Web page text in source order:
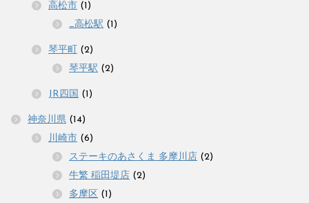
高松市 (1)
_高松駅 (1)
琴平町 (2)
琴平駅 (2)
JR四国 (1)
神奈川県 (14)
川崎市 (6)
ステーキのあさくま 多摩川店 (2)
牛繁 稲田堤店 (2)
多摩区 (1)